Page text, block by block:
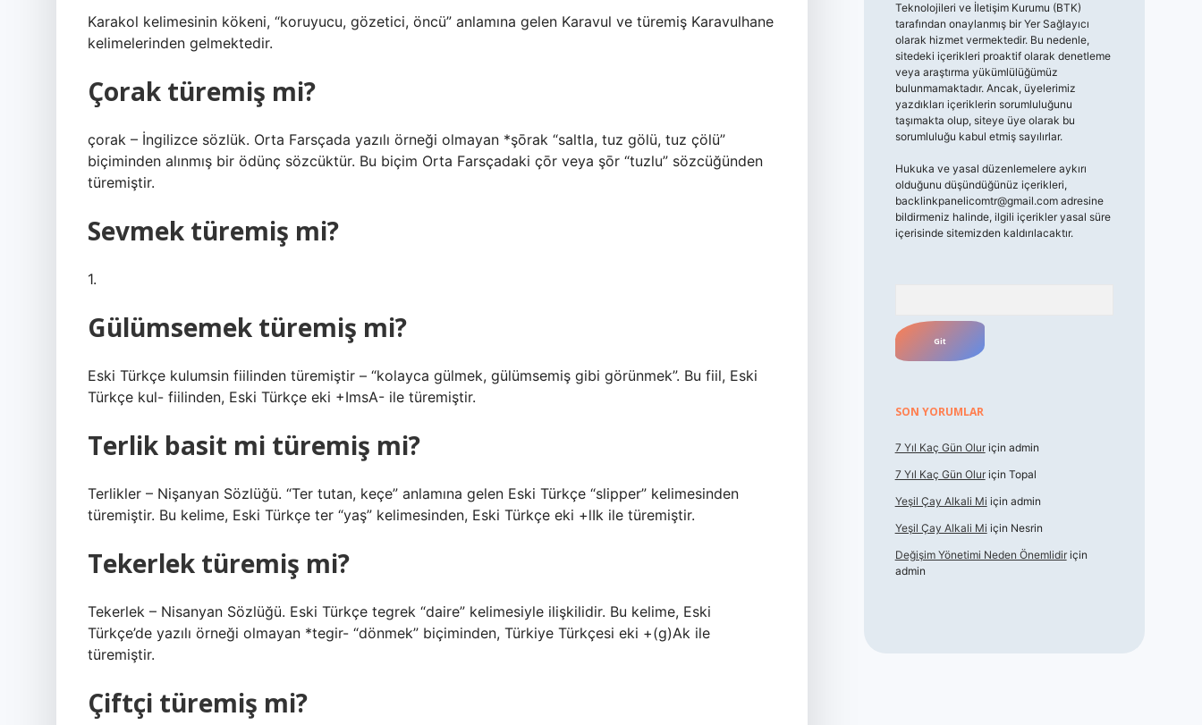
Karakol kelimesinin kökeni, “koruyucu, gözetici, öncü” anlamına gelen Karavul ve türemiş Karavulhane
kelimelerinden gelmektedir.
Çorak türemiş mi?
çorak – İngilizce sözlük. Orta Farsçada yazılı örneği olmayan *şōrak “saltla, tuz gölü, tuz çölü”
biçiminden alınmış bir ödünç sözcüktür. Bu biçim Orta Farsçadaki çōr veya şōr “tuzlu” sözcüğünden
türemiştir.
Sevmek türemiş mi?
1.
Gülümsemek türemiş mi?
Eski Türkçe kulumsin fiilinden türemiştir – “kolayca gülmek, gülümsemiş gibi görünmek”. Bu fiil, Eski
Türkçe kul- fiilinden, Eski Türkçe eki +ImsA- ile türemiştir.
Terlik basit mi türemiş mi?
Terlikler – Nişanyan Sözlüğü. “Ter tutan, keçe” anlamına gelen Eski Türkçe “slipper” kelimesinden
türemiştir. Bu kelime, Eski Türkçe ter “yaş” kelimesinden, Eski Türkçe eki +lIk ile türemiştir.
Tekerlek türemiş mi?
Tekerlek – Nisanyan Sözlüğü. Eski Türkçe tegrek “daire” kelimesiyle ilişkilidir. Bu kelime, Eski
Türkçe’de yazılı örneği olmayan *tegir- “dönmek” biçiminden, Türkiye Türkçesi eki +(g)Ak ile
türemiştir.
Çiftçi türemiş mi?
Teknolojileri ve İletişim Kurumu (BTK)
tarafından onaylanmış bir Yer Sağlayıcı
olarak hizmet vermektedir. Bu nedenle,
sitedeki içerikleri proaktif olarak denetleme
veya araştırma yükümlülüğümüz
bulunmamaktadır. Ancak, üyelerimiz
yazdıkları içeriklerin sorumluluğunu
taşımakta olup, siteye üye olarak bu
sorumluluğu kabul etmiş sayılırlar.
Hukuka ve yasal düzenlemelere aykırı
olduğunu düşündüğünüz içerikleri,
backlinkpanelicomtr@gmail.comadresine
bildirmeniz halinde, ilgili içerikler yasal süre
içerisinde sitemizden kaldırılacaktır.
SON YORUMLAR
7 Yıl Kaç Gün Oluriçin admin
7 Yıl Kaç Gün Oluriçin Topal
Yeşil Çay Alkali Mi için admin
Yeşil Çay Alkali Mi için Nesrin
Değişim Yönetimi Neden Önemlidiriçin
admin